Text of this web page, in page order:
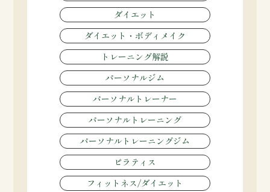
ダイエット
ダイエット・ボディメイク
トレーニング解説
パーソナルジム
パーソナルトレーナー
パーソナルトレーニング
パーソナルトレーニングジム
ピラティス
フィットネス/ダイエット